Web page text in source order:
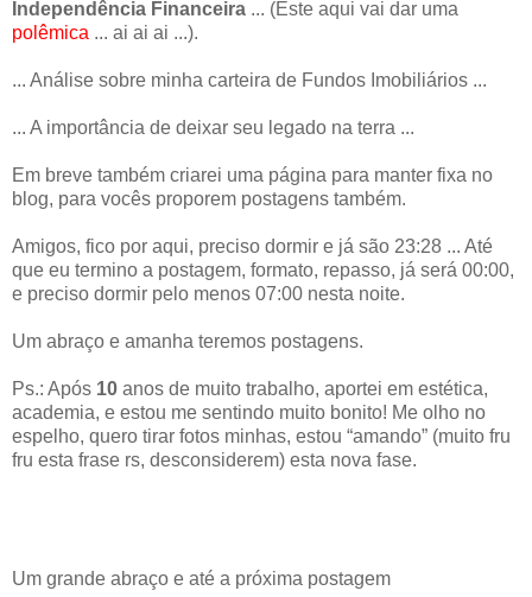
Independência Financeira ... (Este aqui vai dar uma
polêmica ... ai ai ai ...).
... Análise sobre minha carteira de Fundos Imobiliários ...
... A importância de deixar seu legado na terra ...
Em breve também criarei uma página para manter fixa no
blog, para vocês proporem postagens também.
Amigos, fico por aqui, preciso dormir e já são 23:28 ... Até
que eu termino a postagem, formato, repasso, já será 00:00,
e preciso dormir pelo menos 07:00 nesta noite.
Um abraço e amanha teremos postagens.
Ps.: Após 10 anos de muito trabalho, aportei em estética,
academia, e estou me sentindo muito bonito! Me olho no
espelho, quero tirar fotos minhas, estou “amando” (muito fru
fru esta frase rs, desconsiderem) esta nova fase.
Um grande abraço e até a próxima postagem